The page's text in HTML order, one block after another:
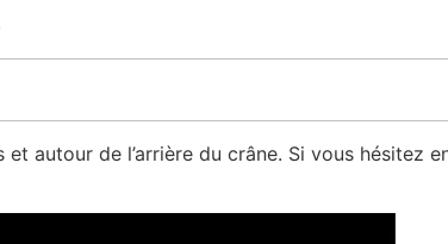
autour de l’arrière du crâne. Si vous hésitez